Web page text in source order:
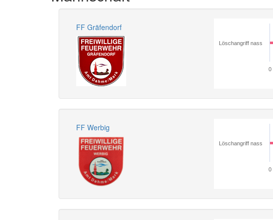
FF Gräfendorf
Löschangriff nass
0
FF Werbig
Löschangriff nass
0